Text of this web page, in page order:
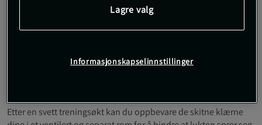
Ved hjelp av Venum Trainer Lite Evo Sports Bag
kan du oppbevare alt treningsutstyret ditt i en
Eget rom for skitne klær
Etter en svett treningsøkt kan du oppbevare de skitne klærne
Lagre valg
Informasjonskapselinnstillinger